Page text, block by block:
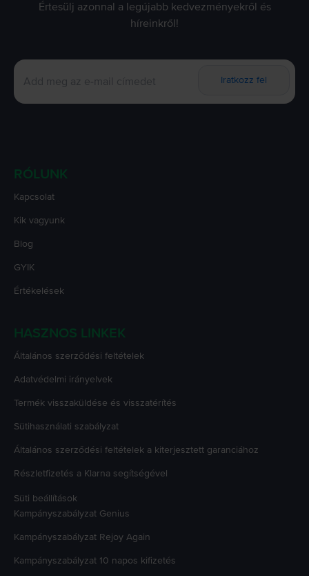
Értesülj azonnal a legújabb kedvezményekről és
híreinkről!
Iratkozz fel
RÓLUNK
Kapcsolat
Kik vagyunk
Blog
GYIK
Értékelések
HASZNOS LINKEK
Általános szerződési feltételek
Adatvédelmi irányelvek
Termék visszaküldése és visszatérítés
Sütihasználati szabályzat
Általános szerződési feltételek a kiterjesztett garanciához
Részletfizetés a Klarna segítségével
Süti beállítások
Kampányszabályzat Genius
Kampányszabályzat Rejoy Again
Kampányszabályzat 10 napos kifizetés